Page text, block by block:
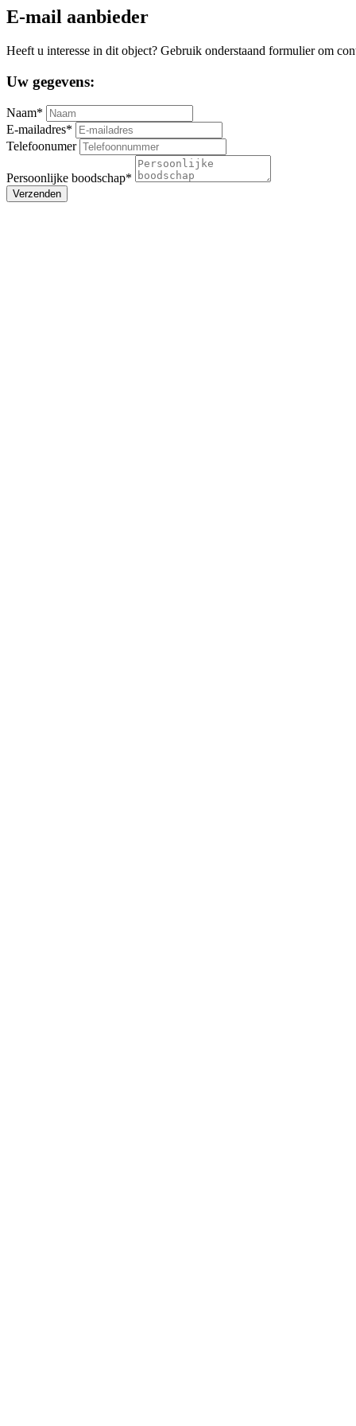
E-mail aanbieder
Heeft u interesse in dit object? Gebruik onderstaand formulier om
Uw gegevens:
Naam*
E-mailadres*
Telefoonumer
Persoonlijke boodschap*
Verzenden